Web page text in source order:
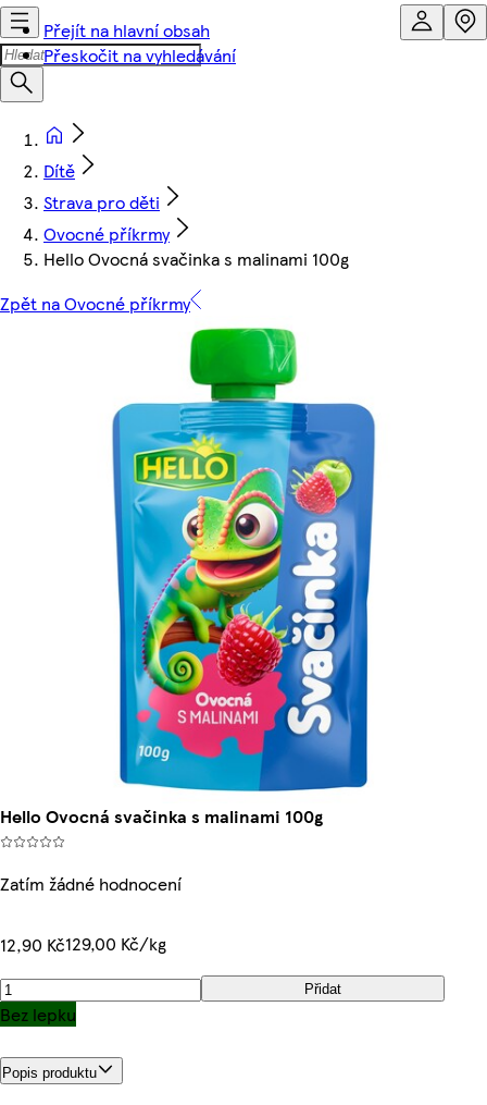
Přejít na hlavní obsah
Přeskočit na vyhledávání
Dítě
Strava pro děti
Ovocné příkrmy
Hello Ovocná svačinka s malinami 100g
Zpět na Ovocné příkrmy
Hello Ovocná svačinka s malinami 100g
Zatím žádné hodnocení
12,90 Kč129,00 Kč/kg
Přidat
Bez lepku
Popis produktu